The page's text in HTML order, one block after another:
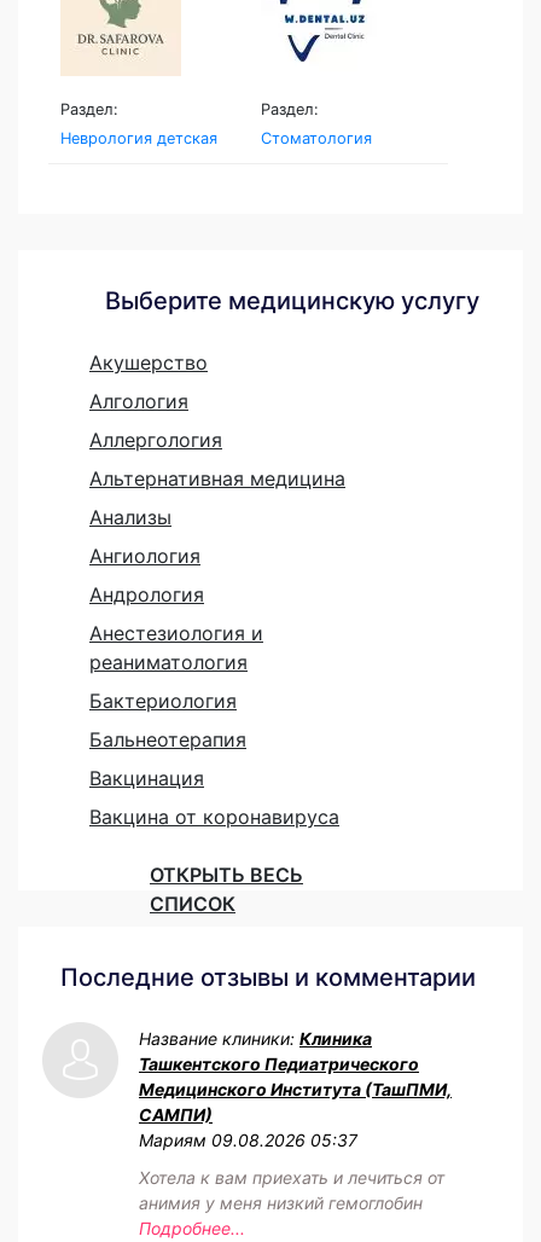
Раздел:
Неврология детская
Раздел:
Стоматология
Выберите медицинскую услугу
Акушерство
Алгология
Аллергология
Альтернативная медицина
Анализы
Ангиология
Андрология
Анестезиология и
реаниматология
Бактериология
Бальнеотерапия
Вакцинация
Вакцина от коронавируса
ОТКРЫТЬ ВЕСЬ
СПИСОК
Последние отзывы и комментарии
Название клиники: Клиника
Ташкентского Педиатрического
Медицинского Института (ТашПМИ,
САМПИ)
Мариям 09.08.2026 05:37
Хотела к вам приехать и лечиться от
анимия у меня низкий гемоглобин
Подробнее...